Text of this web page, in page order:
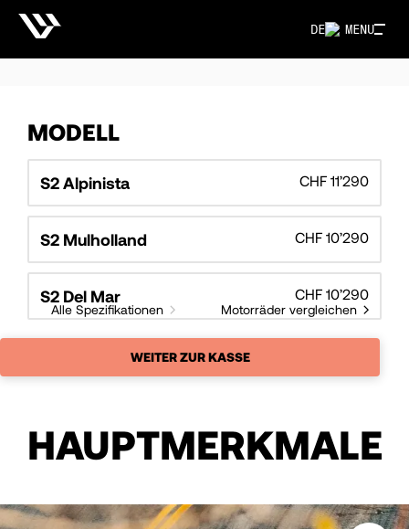
MENU
DE
MODELL
S2 Alpinista CHF 11’290
S2 Mulholland CHF 10’290
S2 Del Mar CHF 10’290
Alle Spezifikationen Motorräder vergleichen
WEITER ZUR KASSE
HAUPTMERKMALE